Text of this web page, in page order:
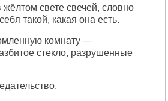
свете свечей, словно
такой, какая она есть.
комнату —
стекло, разрушенные